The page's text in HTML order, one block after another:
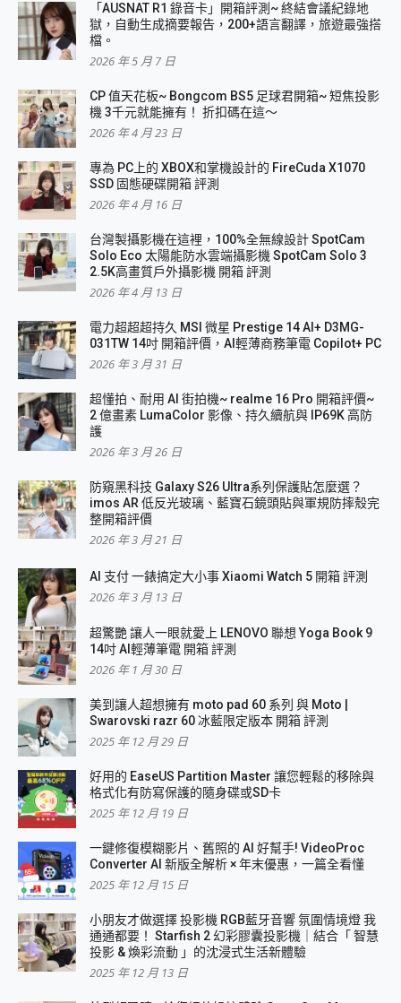
「AUSNAT R1 錄音卡」開箱評測~ 終結會議紀錄地
獄，自動生成摘要報告，200+語言翻譯，旅遊最強搭
檔。
2026 年 5 月 7 日
CP 值天花板~ Bongcom BS5 足球君開箱~ 短焦投影
機 3千元就能擁有！ 折扣碼在這～
2026 年 4 月 23 日
專為 PC上的 XBOX和掌機設計的 FireCuda X1070
SSD 固態硬碟開箱 評測
2026 年 4 月 16 日
台灣製攝影機在這裡，100%全無線設計 SpotCam
Solo Eco 太陽能防水雲端攝影機 SpotCam Solo 3
2.5K高畫質戶外攝影機 開箱 評測
2026 年 4 月 13 日
電力超超超持久 MSI 微星 Prestige 14 AI+ D3MG-
031TW 14吋 開箱評價，AI輕薄商務筆電 Copilot+ PC
2026 年 3 月 31 日
超懂拍、耐用 AI 街拍機~ realme 16 Pro 開箱評價~
2 億畫素 LumaColor 影像、持久續航與 IP69K 高防
護
2026 年 3 月 26 日
防窺黑科技 Galaxy S26 Ultra系列保護貼怎麼選？
imos AR 低反光玻璃、藍寶石鏡頭貼與軍規防摔殼完
整開箱評價
2026 年 3 月 21 日
AI 支付 一錶搞定大小事 Xiaomi Watch 5 開箱 評測
2026 年 3 月 13 日
超驚艷 讓人一眼就愛上 LENOVO 聯想 Yoga Book 9
14吋 AI輕薄筆電 開箱 評測
2026 年 1 月 30 日
美到讓人超想擁有 moto pad 60 系列 與 Moto |
Swarovski razr 60 冰藍限定版本 開箱 評測
2025 年 12 月 29 日
好用的 EaseUS Partition Master 讓您輕鬆的移除與
格式化有防寫保護的隨身碟或SD卡
2025 年 12 月 19 日
一鍵修復模糊影片、舊照的 AI 好幫手! VideoProc
Converter AI 新版全解析 × 年末優惠，一篇全看懂
2025 年 12 月 15 日
小朋友才做選擇 投影機 RGB藍牙音響 氛圍情境燈 我
通通都要！ Starfish 2 幻彩膠囊投影機｜結合「 智慧
投影 & 煥彩流動 」的沈浸式生活新體驗
2025 年 12 月 13 日